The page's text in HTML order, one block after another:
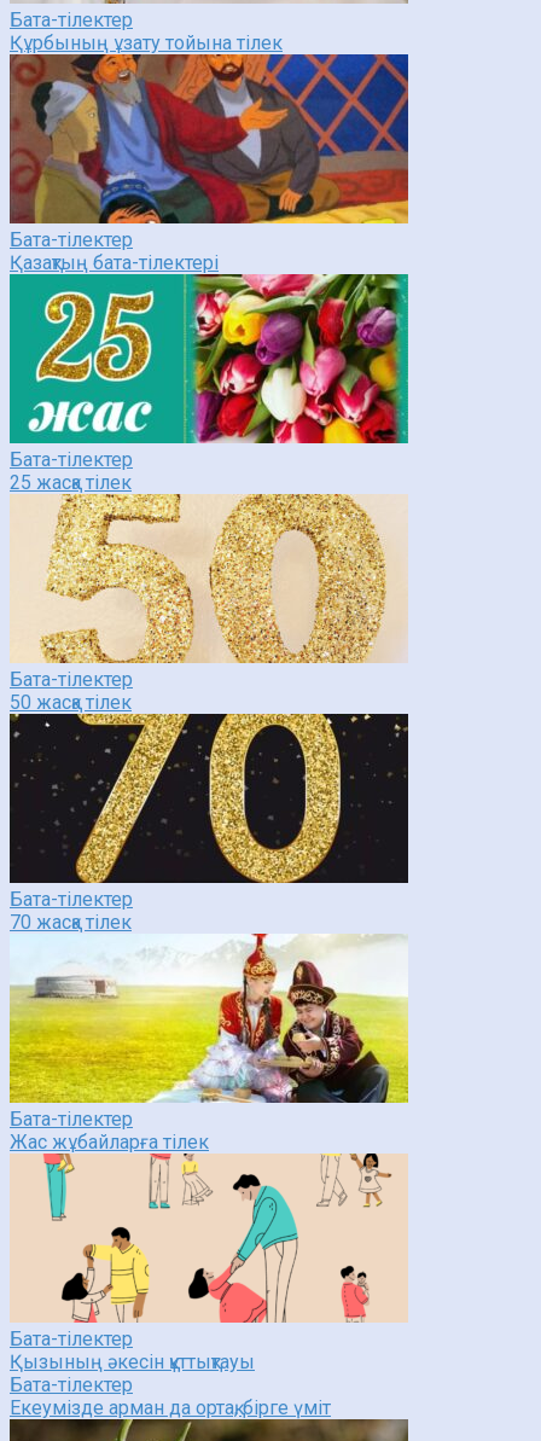
Бата-тілектер
Құрбының ұзату тойына тілек
Бата-тілектер
Қазақтың бата-тілектері
Бата-тілектер
25 жасқа тілек
Бата-тілектер
50 жасқа тілек
Бата-тілектер
70 жасқа тілек
Бата-тілектер
Жас жұбайларға тілек
Бата-тілектер
Қызының әкесін құттықтауы
Бата-тілектер
Екеумізде арман да ортақ, бірге үміт